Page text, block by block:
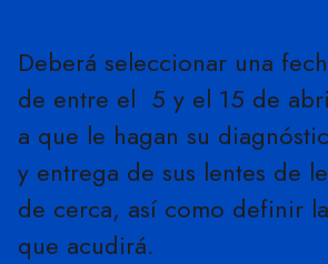
Deberá seleccionar una
de entre el 5 y el 15 de
a que le hagan su
y entrega de sus lentes de
de cerca, así como definir
que acudirá.